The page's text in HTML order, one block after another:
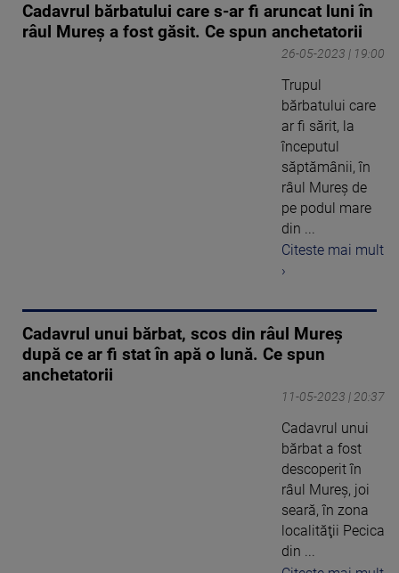
Cadavrul bărbatului care s-ar fi aruncat luni în
râul Mureş a fost găsit. Ce spun anchetatorii
26-05-2023 | 19:00
Trupul
bărbatului care
ar fi sărit, la
începutul
săptămânii, în
râul Mureş de
pe podul mare
din ...
Citeste mai mult
›
Cadavrul unui bărbat, scos din râul Mureș
după ce ar fi stat în apă o lună. Ce spun
anchetatorii
11-05-2023 | 20:37
Cadavrul unui
bărbat a fost
descoperit în
râul Mureş, joi
seară, în zona
localităţii Pecica
din ...